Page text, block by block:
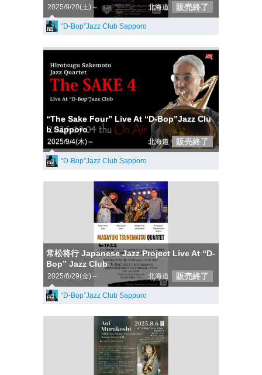
2025/9/20(土)～ 北海道 販売終了
“D-Bop”Jazz Club Sapporo
“The Sake Four” Live At “D-Bop”Jazz Clu
b Sapporo
2025/9/4(木)～ 北海道 販売終了
“D-Bop”Jazz Club Sapporo
常松将行 Japanese Jazz Project Live At “D-
Bop” Jazz Club
2025/8/29(金)～ 北海道 販売終了
“D-Bop”Jazz Club Sapporo